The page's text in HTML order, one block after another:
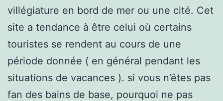
villégiature en bord de mer ou une cité. Cet
site a tendance à être celui où certains
touristes se rendent au cours de une
période donnée ( en général pendant les
situations de vacances ). si vous n’êtes pas
fan des bains de base, pourquoi ne pas